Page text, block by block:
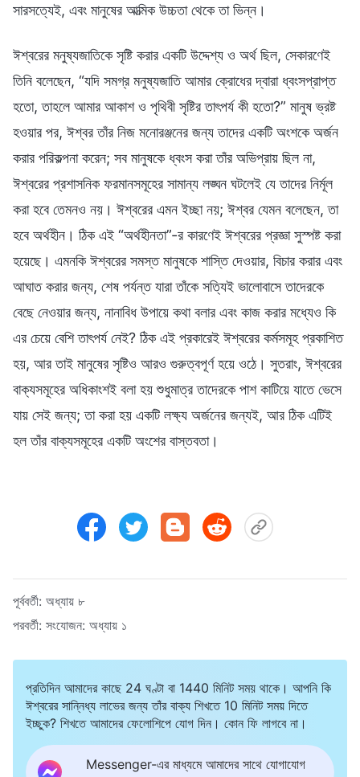
সারসত্যেই, এবং মানুষের আত্মিক উচ্চতা থেকে তা ভিন্ন।
ঈশ্বরের মনুষ্যজাতিকে সৃষ্টি করার একটি উদ্দেশ্য ও অর্থ ছিল, সেকারণেই
তিনি বলেছেন, “যদি সমগ্র মনুষ্যজাতি আমার ক্রোধের দ্বারা ধ্বংসপ্রাপ্ত
হতো, তাহলে আমার আকাশ ও পৃথিবী সৃষ্টির তাৎপর্য কী হতো?” মানুষ ভ্রষ্ট
হওয়ার পর, ঈশ্বর তাঁর নিজ মনোরঞ্জনের জন্য তাদের একটি অংশকে অর্জন
করার পরিকল্পনা করেন; সব মানুষকে ধ্বংস করা তাঁর অভিপ্রায় ছিল না,
ঈশ্বরের প্রশাসনিক ফরমানসমূহের সামান্য লঙ্ঘন ঘটলেই যে তাদের নির্মূল
করা হবে তেমনও নয়। ঈশ্বরের এমন ইচ্ছা নয়; ঈশ্বর যেমন বলেছেন, তা
হবে অর্থহীন। ঠিক এই “অর্থহীনতা”-র কারণেই ঈশ্বরের প্রজ্ঞা সুস্পষ্ট করা
হয়েছে। এমনকি ঈশ্বরের সমস্ত মানুষকে শাস্তি দেওয়ার, বিচার করার এবং
আঘাত করার জন্য, শেষ পর্যন্ত যারা তাঁকে সত্যিই ভালোবাসে তাদেরকে
বেছে নেওয়ার জন্য, নানাবিধ উপায়ে কথা বলার এবং কাজ করার মধ্যেও কি
এর চেয়ে বেশি তাৎপর্য নেই? ঠিক এই প্রকারেই ঈশ্বরের কর্মসমূহ প্রকাশিত
হয়, আর তাই মানুষের সৃষ্টিও আরও গুরুত্বপূর্ণ হয়ে ওঠে। সুতরাং, ঈশ্বরের
বাক্যসমূহের অধিকাংশই বলা হয় শুধুমাত্র তাদেরকে পাশ কাটিয়ে যাতে ভেসে
যায় সেই জন্য; তা করা হয় একটি লক্ষ্য অর্জনের জন্যই, আর ঠিক এটিই
হল তাঁর বাক্যসমূহের একটি অংশের বাস্তবতা।
পূর্ববর্তী: অধ্যায় ৮
পরবর্তী: সংযোজন: অধ্যায় ১
প্রতিদিন আমাদের কাছে 24 ঘণ্টা বা 1440 মিনিট সময় থাকে। আপনি কি
ঈশ্বরের সান্নিধ্য লাভের জন্য তাঁর বাক্য শিখতে 10 মিনিট সময় দিতে
ইচ্ছুক? শিখতে আমাদের ফেলোশিপে যোগ দিন। কোন ফি লাগবে না।
Messenger-এর মাধ্যমে আমাদের সাথে যোগাযোগ